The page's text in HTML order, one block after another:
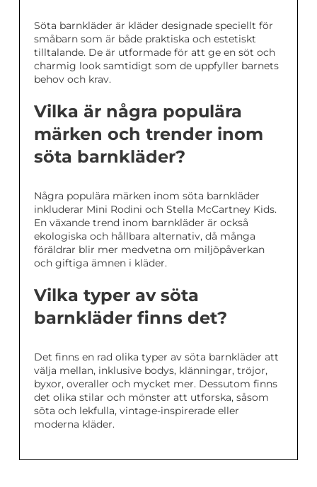
Söta barnkläder är kläder designade speciellt för
småbarn som är både praktiska och estetiskt
tilltalande. De är utformade för att ge en söt och
charmig look samtidigt som de uppfyller barnets
behov och krav.
Vilka är några populära
märken och trender inom
söta barnkläder?
Några populära märken inom söta barnkläder
inkluderar Mini Rodini och Stella McCartney Kids.
En växande trend inom barnkläder är också
ekologiska och hållbara alternativ, då många
föräldrar blir mer medvetna om miljöpåverkan
och giftiga ämnen i kläder.
Vilka typer av söta
barnkläder finns det?
Det finns en rad olika typer av söta barnkläder att
välja mellan, inklusive bodys, klänningar, tröjor,
byxor, overaller och mycket mer. Dessutom finns
det olika stilar och mönster att utforska, såsom
söta och lekfulla, vintage-inspirerade eller
moderna kläder.